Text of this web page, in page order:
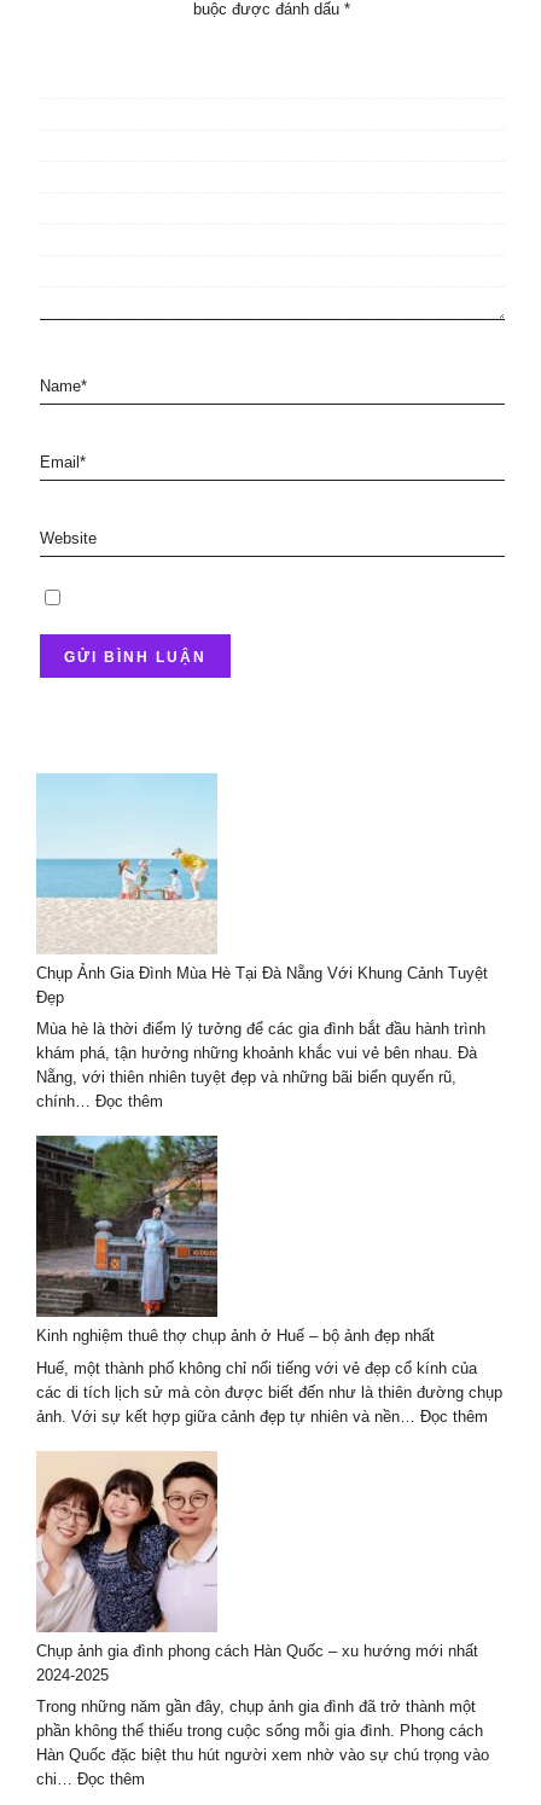
buộc được đánh dấu*
Chụp Ảnh Gia Đình Mùa Hè Tại Đà Nẵng Với Khung Cảnh Tuyệt
Đẹp
Mùa hè là thời điểm lý tưởng để các gia đình bắt đầu hành trình
khám phá, tận hưởng những khoảnh khắc vui vẻ bên nhau. Đà
Nẵng, với thiên nhiên tuyệt đẹp và những bãi biển quyến rũ,
chính… Đọc thêm
Ảnh
Gia
Đình
Mùa
Hè
Tại
Đà
Nẵng
Với
Khung
Cảnh
Tuyệt
Kinh nghiệm thuê thợ chụp ảnh ở Huế – bộ ảnh đẹp nhất
Huế, một thành phố không chỉ nổi tiếng với vẻ đẹp cổ kính của
các di tích lịch sử mà còn được biết đến như là thiên đường chụp
ảnh. Với sự kết hợp giữa cảnh đẹp tự nhiên và nền… Đọc thêm
Chụp ảnh gia đình phong cách Hàn Quốc – xu hướng mới nhất
2024-2025
Trong những năm gần đây, chụp ảnh gia đình đã trở thành một
phần không thể thiếu trong cuộc sống mỗi gia đình. Phong cách
Hàn Quốc đặc biệt thu hút người xem nhờ vào sự chú trọng vào
chi… Đọc thêm